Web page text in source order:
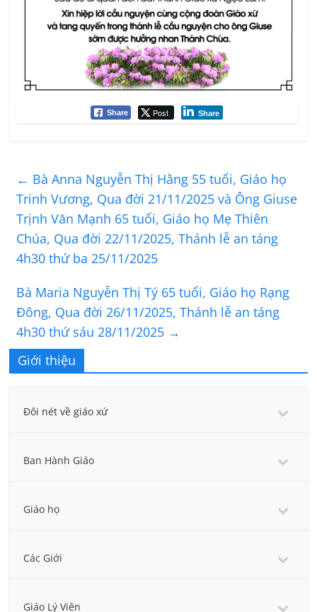
Share Post Share
← Bà Anna Nguyễn Thị Hằng 55 tuổi, Giáo họ
Trinh Vương, Qua đời 21/11/2025 và Ông Giuse
Trịnh Văn Mạnh 65 tuổi, Giáo họ Mẹ Thiên
Chúa, Qua đời 22/11/2025, Thánh lễ an táng
4h30 thứ ba 25/11/2025
Bà Maria Nguyễn Thị Tý 65 tuổi, Giáo họ Rạng
Đông, Qua đời 26/11/2025, Thánh lễ an táng
4h30 thứ sáu 28/11/2025 →
Giới thiệu
Đôi nét về giáo xứ
Ban Hành Giáo
Giáo họ
Các Giới
Giáo Lý Viên